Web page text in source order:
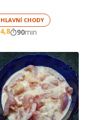
HLAVNÍ CHODY
4,8 90min